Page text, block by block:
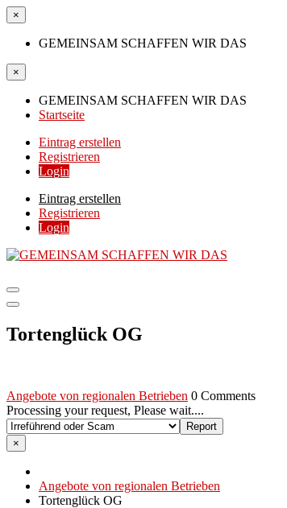
×
GEMEINSAM SCHAFFEN WIR DAS
×
GEMEINSAM SCHAFFEN WIR DAS
Startseite
Eintrag erstellen
Registrieren
Login
Eintrag erstellen
Registrieren
Login
Tortenglück OG
Angebote von regionalen Betrieben 0 Comments
Processing your request, Please wait....
×
Angebote von regionalen Betrieben
Tortenglück OG